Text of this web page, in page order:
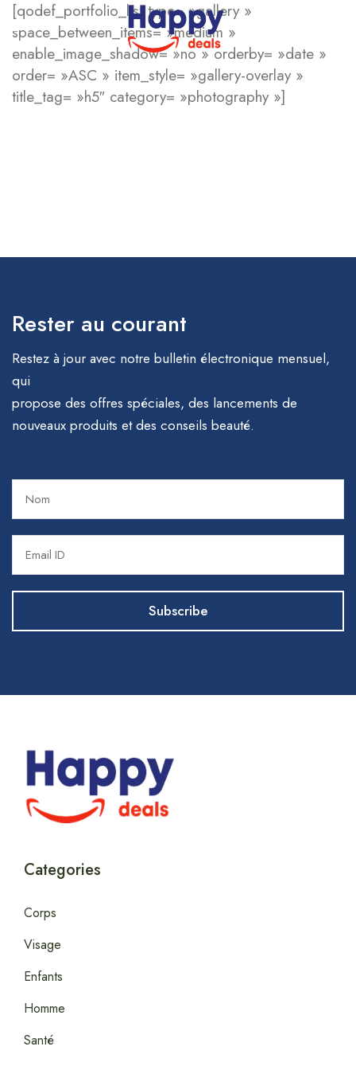
[qodef_portfolio_list type= »gallery »
space_between_items= »medium »
enable_image_shadow= »no » orderby= »date »
order= »ASC » item_style= »gallery-overlay »
title_tag= »h5″ category= »photography »]
Rester au courant
Restez à jour avec notre bulletin électronique mensuel,
qui
propose des offres spéciales, des lancements de
nouveaux produits et des conseils beauté.
Categories
Corps
Visage
Enfants
Homme
Santé